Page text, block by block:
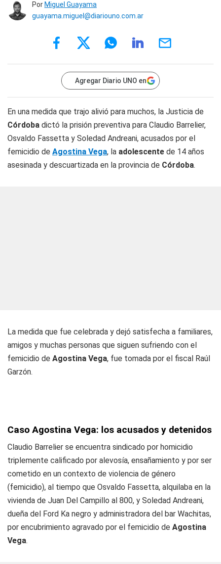
Por Miguel Guayama
guayama.miguel@diariouno.com.ar
Agregar Diario UNO en
En una medida que trajo alivió para muchos, la Justicia de
Córdoba dictó la prisión preventiva para Claudio Barrelier,
Osvaldo Fassetta y Soledad Andreani, acusados por el
femicidio de Agostina Vega, la adolescente de 14 años
asesinada y descuartizada en la provincia de Córdoba.
La medida que fue celebrada y dejó satisfecha a familiares,
amigos y muchas personas que siguen sufriendo con el
femicidio de Agostina Vega, fue tomada por el fiscal Raúl
Garzón.
Caso Agostina Vega: los acusados y detenidos
Claudio Barrelier se encuentra sindicado por homicidio
triplemente calificado por alevosía, ensañamiento y por ser
cometido en un contexto de violencia de género
(femicidio), al tiempo que Osvaldo Fassetta, alquilaba en la
vivienda de Juan Del Campillo al 800, y Soledad Andreani,
dueña del Ford Ka negro y administradora del bar Wachitas,
por encubrimiento agravado por el femicidio de Agostina
Vega.